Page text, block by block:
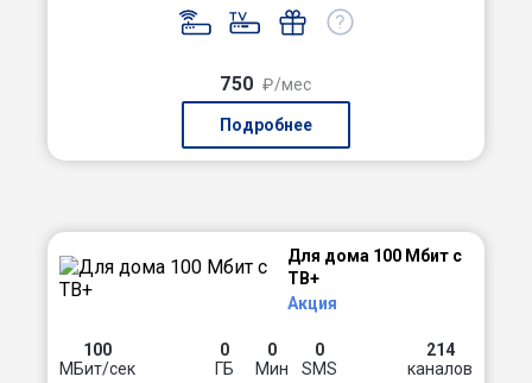
750 ₽/мес
Подробнее
Для дома 100 Мбит с
ТВ+
Акция
100
МБит/сек
0
ГБ
0
Мин
0
SMS
214
каналов